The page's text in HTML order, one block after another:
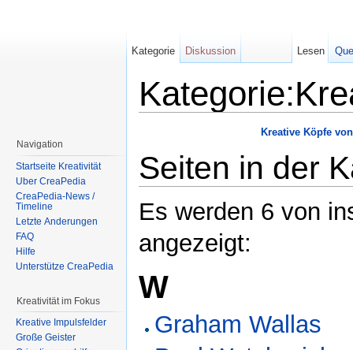
Kreative Köpfe
Seiten in der
Es werden 6 von
angezeigt:
W
Graham Wallas
Kategorie Diskussion Lesen
Navigation
Startseite Kreativität
Über CreaPedia
CreaPedia-News /
Timeline
Letzte Änderungen
FAQ
Hilfe
Unterstütze CreaPedia
Kreativität im Fokus
Kreative Impulsfelder
Große Geister